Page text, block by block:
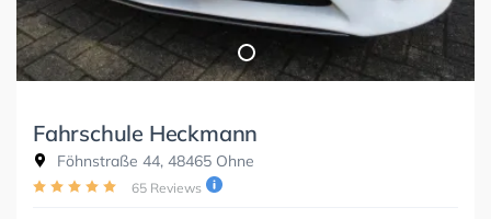
Fahrschule Heckmann
Föhnstraße 44, 48465 Ohne
65 Reviews